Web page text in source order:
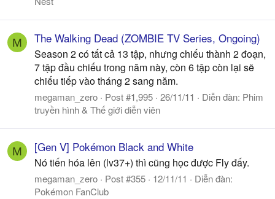
M The Walking Dead (ZOMBIE TV Series, Ongoing)
Season 2 có tất cả 13 tập, nhưng chiếu thành 2 đoạn,
7 tập đầu chiếu trong năm này, còn 6 tập còn lại sẽ
chiếu tiếp vào tháng 2 sang năm.
megaman_zero Post #1,995 26/11/11 Diễn đàn: Phim
truyền hình & Thế giới diễn viên
M [Gen V] Pokémon Black and White
Nó tiến hóa lên (lv37+) thì cũng học được Fly đấy.
megaman_zero Post #355 12/11/11
Diễn đàn:
Pokémon FanClub